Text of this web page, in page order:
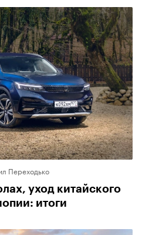
Переходько
уход китайского
итоги